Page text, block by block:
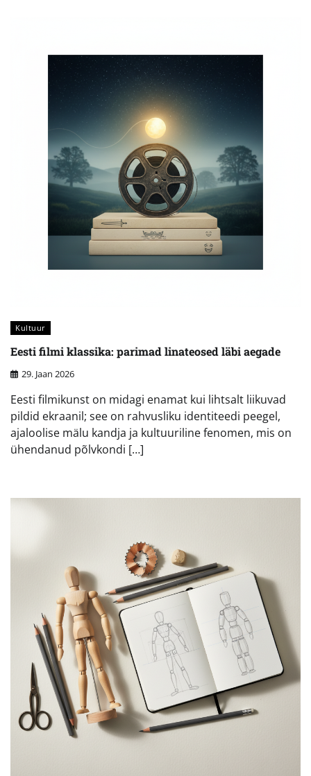
Kultuur
Eesti filmi klassika: parimad linateosed läbi aegade
29. Jaan 2026
Eesti filmikunst on midagi enamat kui lihtsalt liikuvad
pildid ekraanil; see on rahvusliku identiteedi peegel,
ajaloolise mälu kandja ja kultuuriline fenomen, mis on
ühendanud põlvkondi […]